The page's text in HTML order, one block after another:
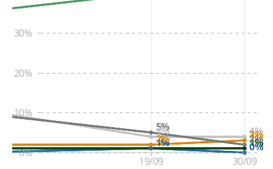
0%
10%
20%
30%
19/09 30/09
1%
4%
1% 2%
1%
5%
4%
2%
3%
0%